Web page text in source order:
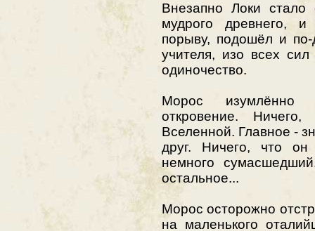
Внезапно Локи стало
мудрого древнего,
порыву, подошёл и по-
учителя, изо всех
одиночество.
Морос изумлённо
откровение.
Вселенной. Главное -
друг. Ничего, что
немного
остальное...
Морос осторожно
на маленького